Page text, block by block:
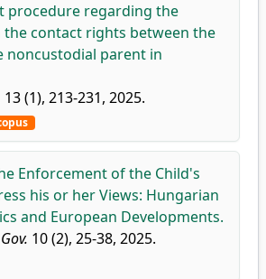
procedure regarding the
the contact rights between the
noncustodial parent in
13 (1), 213-231, 2025.
Enforcement of the Child's
his or her Views: Hungarian
and European Developments.
10 (2), 25-38, 2025.